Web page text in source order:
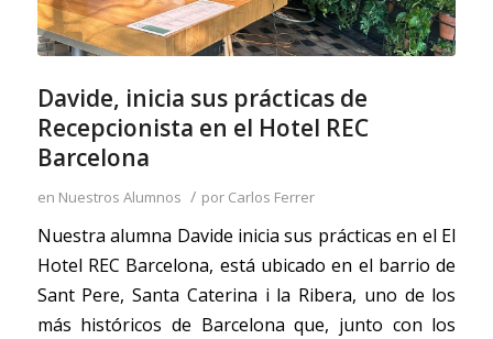
Davide, inicia sus prácticas de
Recepcionista en el Hotel REC
Barcelona
en Nuestros Alumnos / por Carlos Ferrer
Nuestra alumna Davide inicia sus prácticas en el El
Hotel REC Barcelona, está ubicado en el barrio de
Sant Pere, Santa Caterina i la Ribera, uno de los
más históricos de Barcelona que, junto con los